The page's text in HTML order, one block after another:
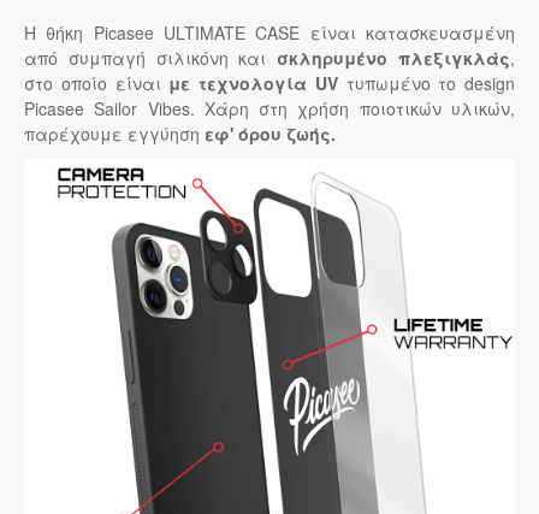
Η θήκη Picasee ULTIMATE CASE είναι κατασκευασμένη
από συμπαγή σιλικόνη και σκληρυμένο πλεξιγκλάς,
στο οποίο είναι με τεχνολογία UVτυπωμένο το design
Picasee Sailor Vibes. Χάρη στη χρήση ποιοτικών υλικών,
παρέχουμε εγγύηση εφ' όρου ζωής.